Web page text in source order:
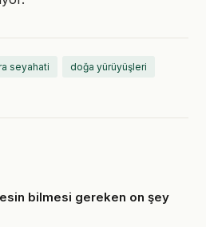
seyahati doğa yürüyüşleri
bilmesi gereken on şey